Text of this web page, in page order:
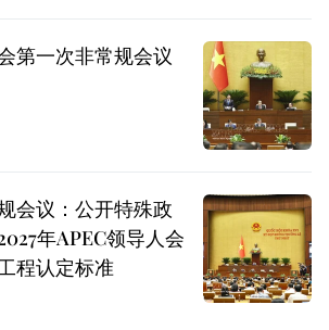
第一次非常规会议
会议：公开特殊政
年APEC领导人会
程认定标准